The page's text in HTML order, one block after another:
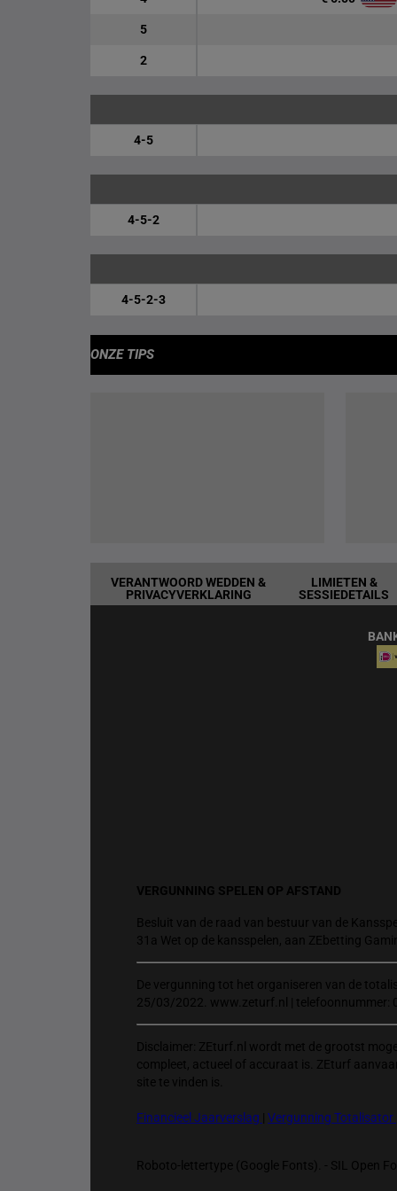
5
2
4-5
4-5-2
4-5-2-3
ONZE TIPS
VERANTWOORD WEDDEN &
PRIVACYVERKLARING
LIMIETEN &
SESSIEDETAILS
VERGUNNING SPELEN OP AFSTAND
Besluit van de raad van bestuur van de
31a Wet op de kansspelen, aan ZEbetting
De vergunning tot het organiseren van de
25/03/2022. www.zeturf.nl | telefoonnummer:
Disclaimer: ZEturf.nl wordt met de grootst
compleet, actueel of accuraat is. ZEturf
site te vinden is.
Financieel Jaarverslag Vergunning Totalisator
Roboto-lettertype (Google Fonts). - SIL Open